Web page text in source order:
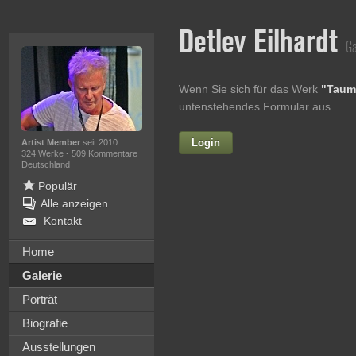
Artist Memberseit 2010
324 Werke · 509 Kommentare
Deutschland
Populär
Alle anzeigen
Kontakt
Home
Galerie
Porträt
Biografie
Ausstellungen
Detlev Eilhardt
Wenn Sie sich für das Werk
untenstehendes Formular aus.
Login